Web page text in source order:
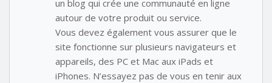
un blog qui crée une communauté en ligne
autour de votre produit ou service.
Vous devez également vous assurer que le
site fonctionne sur plusieurs navigateurs et
appareils, des PC et Mac aux iPads et
iPhones. N’essayez pas de vous en tenir aux